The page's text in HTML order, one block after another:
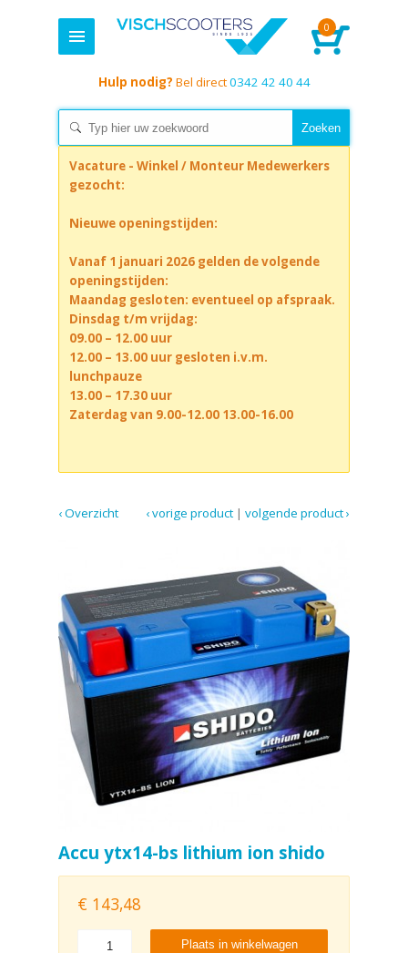
0
Hulp nodig? Bel direct0342 42 40 44
Vacature - Winkel / Monteur Medewerkers
gezocht:
Nieuwe openingstijden:
Vanaf 1 januari 2026 gelden de volgende
openingstijden:
Maandag gesloten: eventueel op afspraak.
Dinsdag t/m vrijdag:
09.00 – 12.00 uur
12.00 – 13.00 uur gesloten i.v.m.
lunchpauze
13.00 – 17.30 uur
Zaterdag van 9.00-12.00 13.00-16.00
‹ Overzicht volgende product ›
|
‹ vorige product
Accu ytx14-bs lithium ion shido
€ 143,48
Plaats in winkelwagen